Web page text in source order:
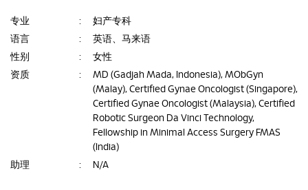
专业 :
妇产专科
语言
:
英语、马来语
性别
:
女性
资质
:
MD (Gadjah Mada, Indonesia), MObGyn
(Malay), Certified Gynae Oncologist (Singapore),
Certified Gynae Oncologist (Malaysia), Certified
Robotic Surgeon Da Vinci Technology,
Fellowship in Minimal Access Surgery FMAS
(India)
助理
: N/A